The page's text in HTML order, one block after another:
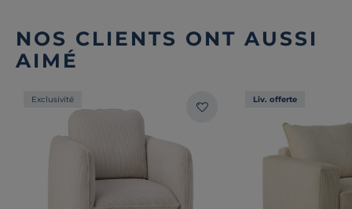
NOS CLIENTS ONT AUSSI
AIMÉ
Exclusivité Liv. offerte